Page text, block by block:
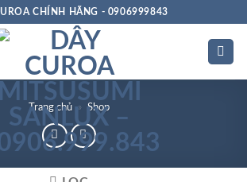
CHÍNH HÃNG - 0906999843
Trang chủ » Shop